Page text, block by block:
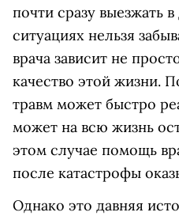
почти сразу выезжать
ситуациях нельзя
врача зависит не
качество этой жизни.
травм может быстро
может на всю жизнь
этом случае помощь
после катастрофы
Однако это давняя